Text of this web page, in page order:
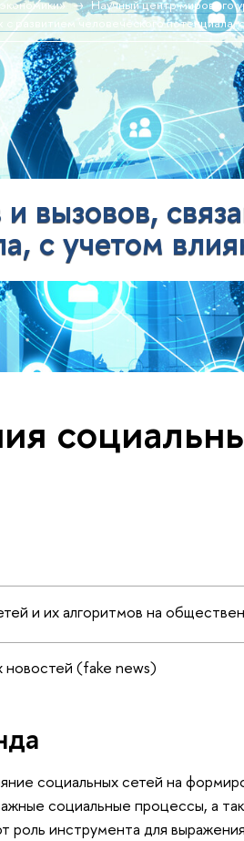
Научный центр мирового
развитием человеческого
вызовов,
с учетом
и их алгоритмов на
новостей (fake news)
социальных сетей на
социальные процессы, а
роль инструмента для